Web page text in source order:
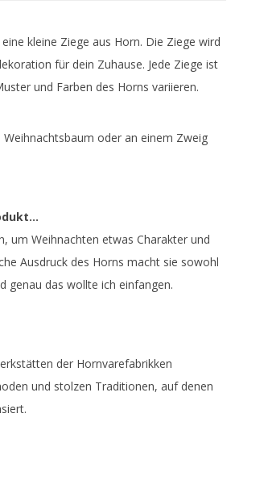
kleine Ziege aus Horn. Die Ziege wird
für dein Zuhause. Jede Ziege ist
und Farben des Horns variieren.
oder an einem Zweig
um Weihnachten etwas Charakter und
Ausdruck des Horns macht sie sowohl
genau das wollte ich einfangen.
der Hornvarefabrikken
und stolzen Traditionen, auf denen